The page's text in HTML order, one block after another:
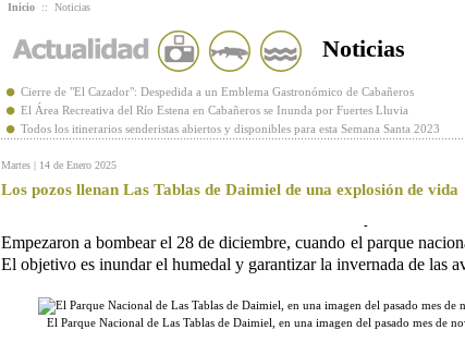
Inicio :: Noticias
Noticias
Cierre de "El Cazador": Despedida a un Emblema Gastronómico de Cabañeros
El Área Recreativa del Río Estena en Cabañeros se Inunda por Fuertes Lluvia
Todos los itinerarios senderistas abiertos y disponibles para esta Semana Santa 2023
Martes | 14 de Enero 2025
Los pozos llenan Las Tablas de Daimiel de una explosión de vida
-
Empezaron a bombear el 28 de diciembre, cuando el parque
El objetivo es inundar el humedal y garantizar la invernada de las
El Parque Nacional de Las Tablas de Daimiel, en una imagen del pasado mes de